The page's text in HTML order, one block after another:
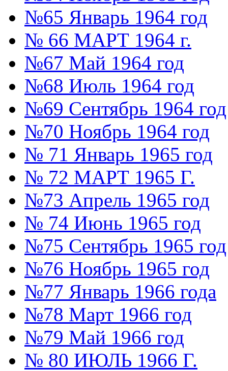
№65 Январь 1964 год
№ 66 МАРТ 1964 г.
№67 Май 1964 год
№68 Июль 1964 год
№69 Сентябрь 1964 год
№70 Ноябрь 1964 год
№ 71 Январь 1965 год
№ 72 МАРТ 1965 Г.
№73 Апрель 1965 год
№ 74 Июнь 1965 год
№75 Сентябрь 1965 год
№76 Ноябрь 1965 год
№77 Январь 1966 года
№78 Март 1966 год
№79 Май 1966 год
№ 80 ИЮЛЬ 1966 Г.